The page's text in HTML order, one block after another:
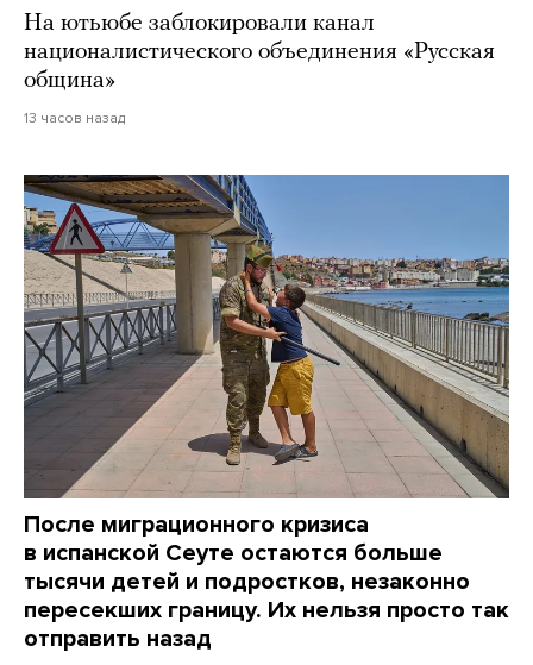
На ютьюбе заблокировали канал
националистического объединения «Русская
община»
13 часов назад
После миграционного кризиса
в испанской Сеуте остаются больше
тысячи детей и подростков, незаконно
пересекших границу. Их нельзя просто так
отправить назад